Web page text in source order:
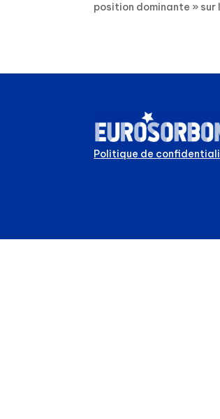
position dominante » sur
Politique de